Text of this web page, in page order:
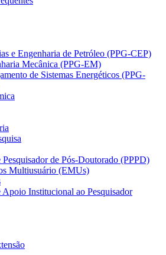
e Engenharia de Petróleo (PPG-CEP)
Mecânica (PPG-EM)
de Sistemas Energéticos (PPG-
Pesquisador de Pós-Doutorado (PPPD)
Multiusuário (EMUs)
Apoio Institucional ao Pesquisador